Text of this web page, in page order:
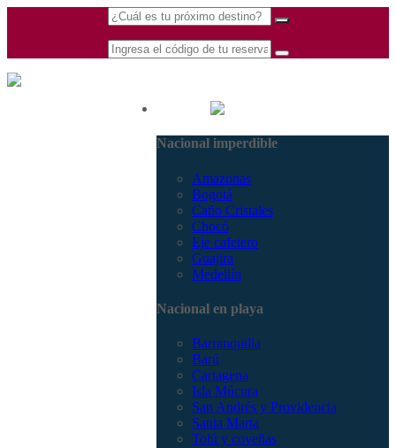
Nacional imperdible
Amazonas
Bogotá
Caño Cristales
Chocó
Eje cafetero
Guajira
Medellín
Nacional en playa
Barranquilla
Barú
Cartagena
Isla Múcura
San Andrés y Providencia
Santa Marta
Tolú y coveñas